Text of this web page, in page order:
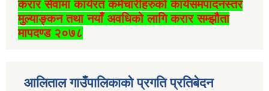
करार सेवामा कार्यरत कर्मचारीहरुको कार्यसमपादनस्तर
मुल्याङ्कन तथा नयाँ अवधिको लागि करार सम्झौता
मापदण्ड २०७८
आलिताल गाउँपालिकाको प्रगति प्रतिबेदन